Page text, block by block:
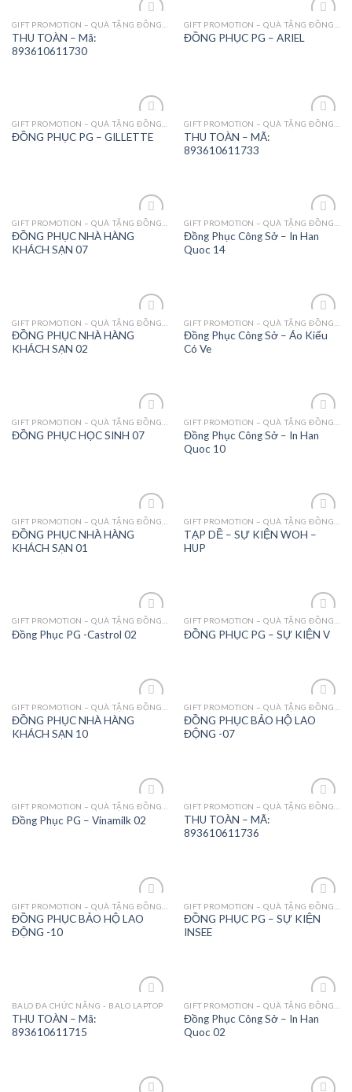
Add to
THU TOÀN – Mã:
893610611730
Add to
Wishlist
ĐỒNG PHỤC PG – ARIEL
Add to
Wishlist
ĐỒNG PHỤC PG – GILLETTE
Add to
THU TOÀN – MÃ:
893610611733
Wishlist
ĐỒNG PHỤC NHÀ HÀNG
KHÁCH SẠN 07
Wishlist
Đồng Phục Công Sở – In Han
Quoc 14
Add to
Wishlist
ĐỒNG PHỤC NHÀ HÀNG
KHÁCH SẠN 02
Add to
Wishlist
Đồng Phục Công Sở – Áo Kiểu
Có Ve
Add to
Wishlist
ĐỒNG PHỤC HỌC SINH 07
Add to
Wishlist
Đồng Phục Công Sở – In Han
Quoc 10
Add to
Wishlist
ĐỒNG PHỤC NHÀ HÀNG
KHÁCH SẠN 01
Add to
Wishlist
TẠP DỀ – SỰ KIỆN WOH –
HUP
Wishlist
Đồng Phục PG -Castrol 02
Add to
Wishlist
ĐỒNG PHỤC PG – SỰ KIỆN V
Wishlist
ĐỒNG PHỤC NHÀ HÀNG
KHÁCH SẠN 10
Wishlist
ĐỒNG PHỤC BẢO HỘ LAO
ĐỘNG -07
Wishlist
Đồng Phục PG – Vinamilk 02
THU TOÀN – MÃ:
893610611736
Add to
Wishlist
ĐỒNG PHỤC BẢO HỘ LAO
ĐỘNG -10
Add to
Wishlist
ĐỒNG PHỤC PG – SỰ KIỆN
INSEE
Add to
BALO ĐA CHỨC NĂNG - BALO LAPTOP
THU TOÀN – Mã:
893610611715
Add to
Wishlist
Đồng Phục Công Sở – In Han
Quoc 02